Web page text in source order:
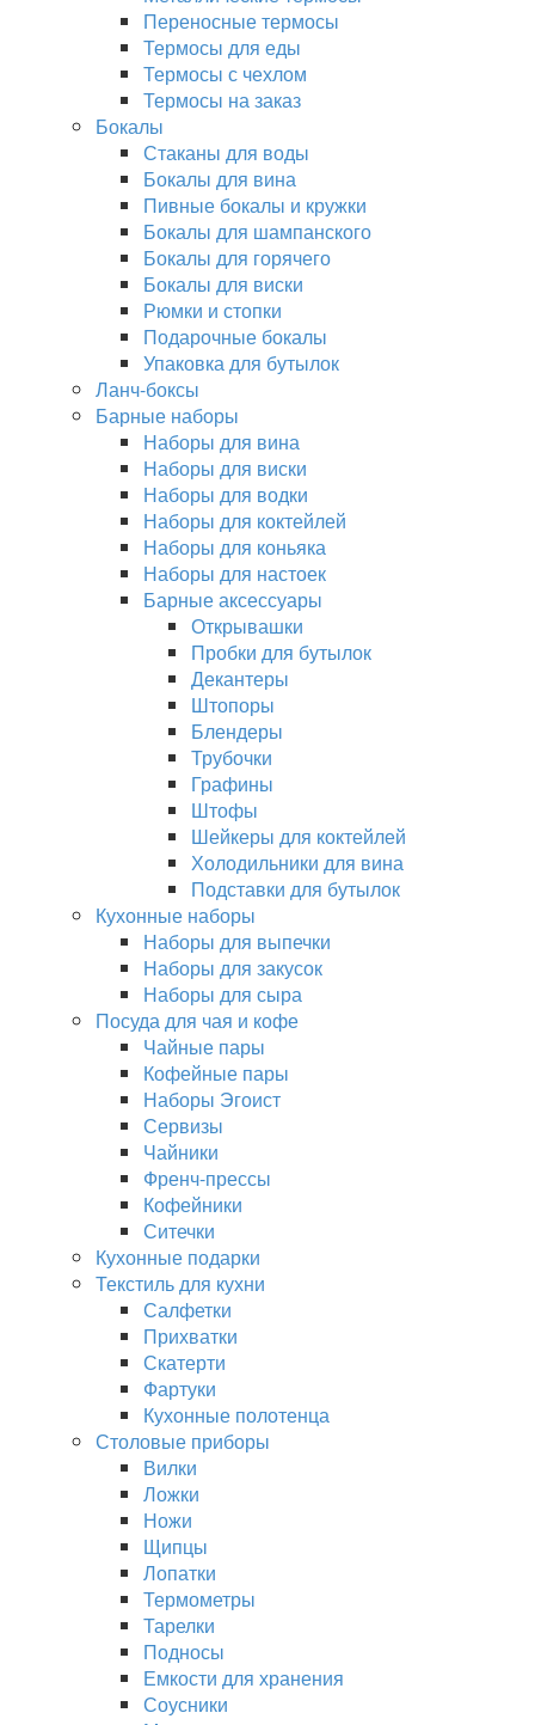
Переносные термосы
Термосы для еды
Термосы с чехлом
Термосы на заказ
Бокалы
Стаканы для воды
Бокалы для вина
Пивные бокалы и кружки
Бокалы для шампанского
Бокалы для горячего
Бокалы для виски
Рюмки и стопки
Подарочные бокалы
Упаковка для бутылок
Ланч-боксы
Барные наборы
Наборы для вина
Наборы для виски
Наборы для водки
Наборы для коктейлей
Наборы для коньяка
Наборы для настоек
Барные аксессуары
Открывашки
Пробки для бутылок
Декантеры
Штопоры
Блендеры
Трубочки
Графины
Штофы
Шейкеры для коктейлей
Холодильники для вина
Подставки для бутылок
Кухонные наборы
Наборы для выпечки
Наборы для закусок
Наборы для сыра
Посуда для чая и кофе
Чайные пары
Кофейные пары
Наборы Эгоист
Сервизы
Чайники
Френч-прессы
Кофейники
Ситечки
Кухонные подарки
Текстиль для кухни
Салфетки
Прихватки
Скатерти
Фартуки
Кухонные полотенца
Столовые приборы
Вилки
Ложки
Ножи
Щипцы
Лопатки
Термометры
Тарелки
Подносы
Емкости для хранения
Соусники